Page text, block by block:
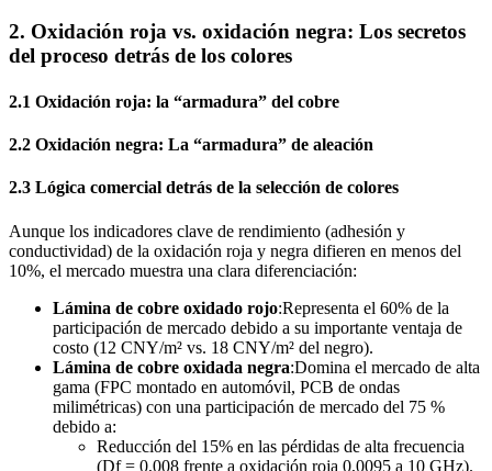
2. Oxidación roja vs. oxidación negra: Los secretos
del proceso detrás de los colores
2.1 Oxidación roja: la “armadura” del cobre
2.2 Oxidación negra: La “armadura” de aleación
2.3 Lógica comercial detrás de la selección de colores
Aunque los indicadores clave de rendimiento (adhesión y
conductividad) de la oxidación roja y negra difieren en menos del
10%, el mercado muestra una clara diferenciación:
Lámina de cobre oxidado rojo:Representa el 60% de la
participación de mercado debido a su importante ventaja de
costo (12 CNY/m² vs. 18 CNY/m² del negro).
Lámina de cobre oxidada negra:Domina el mercado de alta
gama (FPC montado en automóvil, PCB de ondas
milimétricas) con una participación de mercado del 75 %
debido a:
Reducción del 15% en las pérdidas de alta frecuencia
(Df = 0,008 frente a oxidación roja 0,0095 a 10 GHz).